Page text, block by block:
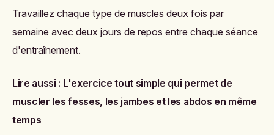
Travaillez chaque type de muscles deux fois par
semaine avec deux jours de repos entre chaque séance
d'entraînement.
Lire aussi : L'exercice tout simple qui permet de
muscler les fesses, les jambes et les abdos en même
temps